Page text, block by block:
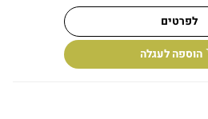
לפרטים
הוספה לעגלה